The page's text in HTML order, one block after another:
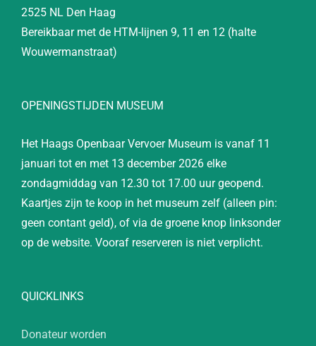
2525 NL Den Haag
Bereikbaar met de HTM-lijnen 9, 11 en 12 (halte
Wouwermanstraat)
OPENINGSTIJDEN MUSEUM
Het Haags Openbaar Vervoer Museum is vanaf 11
januari tot en met 13 december 2026 elke
zondagmiddag van 12.30 tot 17.00 uur geopend.
Kaartjes zijn te koop in het museum zelf (alleen pin:
geen contant geld), of via de groene knop linksonder
op de website. Vooraf reserveren is niet verplicht.
QUICKLINKS
Donateur worden